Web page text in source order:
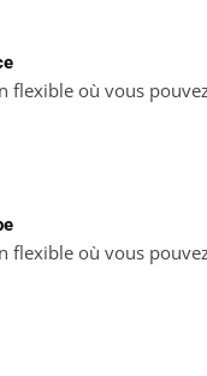
flexible où vous
flexible où vous